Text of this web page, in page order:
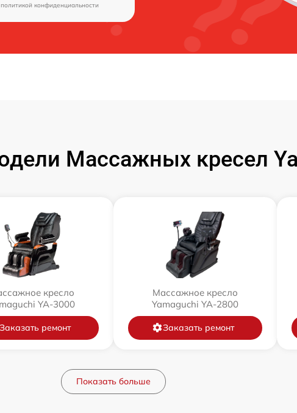
политикой конфиденциальности
Массажных кресел
кресло
YA-3000
Заказать ремонт
Массажное кресло
Yamaguchi YA-2800
Заказать ремонт
Показать больше